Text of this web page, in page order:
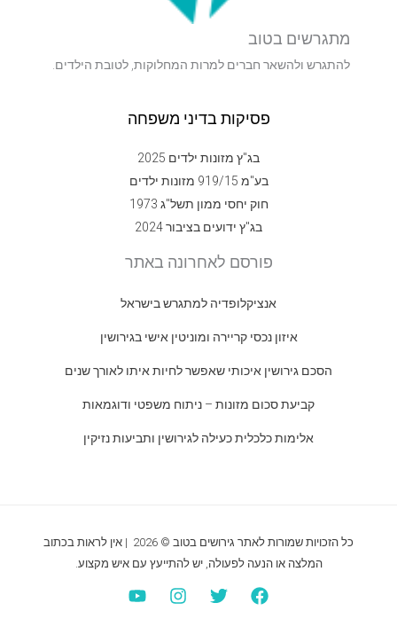
מתגרשים בטוב
להתגרש ולהשאר חברים למרות המחלוקות, לטובת הילדים.
פסיקות בדיני משפחה
בג"ץ מזונות ילדים 2025
בע"מ 919/15 מזונות ילדים
חוק יחסי ממון תשל"ג 1973
בג"ץ ידועים בציבור 2024
פורסם לאחרונה באתר
אנציקלופדיה למתגרש בישראל
איזון נכסי קריירה ומוניטין אישי בגירושין
הסכם גירושין איכותי שאפשר לחיות איתו לאורך שנים
קביעת סכום מזונות – ניתוח משפטי ודוגמאות
אלימות כלכלית כעילה לגירושין ותביעות נזיקין
כל הזכויות שמורות לאתר גירושים בטוב © 2026 | אין לראות בכתוב
המלצה או הנעה לפעולה, יש להתייעץ עם איש מקצוע.